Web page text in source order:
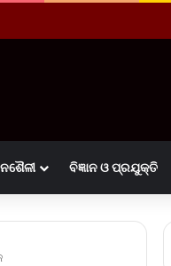
ବିଜ୍ଞାନ ଓ ପ୍ରଯୁକ୍ତି